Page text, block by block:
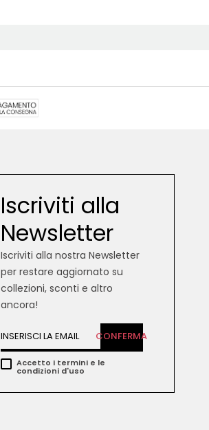
Iscriviti alla
Newsletter
Iscriviti alla nostra Newsletter
per restare aggiornato su
collezioni, sconti e altro
ancora!
CONFERMA
Accetto i termini e le
condizioni d'uso